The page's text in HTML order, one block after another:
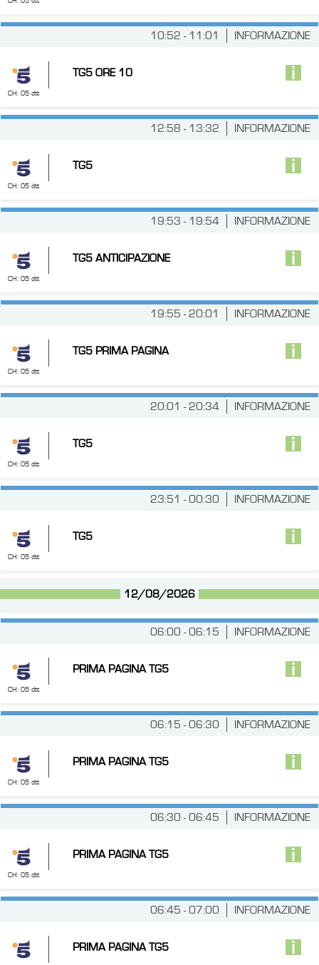
INFORMAZIONE
10:52 - 11:01
CH: 05 dtt
TG5 ORE 10
INFORMAZIONE
12:58 - 13:32
CH: 05 dtt
TG5
INFORMAZIONE
19:53 - 19:54
CH: 05 dtt
TG5 ANTICIPAZIONE
INFORMAZIONE
19:55 - 20:01
CH: 05 dtt
TG5 PRIMA PAGINA
INFORMAZIONE
20:01 - 20:34
CH: 05 dtt
TG5
INFORMAZIONE
23:51 - 00:30
CH: 05 dtt
TG5
12/08/2026
INFORMAZIONE
06:00 - 06:15
CH: 05 dtt
PRIMA PAGINA TG5
INFORMAZIONE
06:15 - 06:30
CH: 05 dtt
PRIMA PAGINA TG5
INFORMAZIONE
06:30 - 06:45
CH: 05 dtt
PRIMA PAGINA TG5
INFORMAZIONE
06:45 - 07:00
PRIMA PAGINA TG5